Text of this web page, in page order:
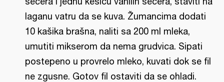
laganu vatru da se kuva. Žumancima dodati
10 kašika brašna, naliti sa 200 ml mleka,
umutiti mikserom da nema grudvica. Sipati
postepeno u provrelo mleko, kuvati dok se fil
ne zgusne. Gotov fil ostaviti da se ohladi.